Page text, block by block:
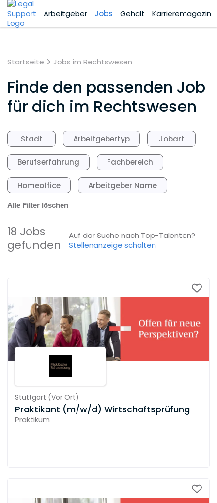
Arbeitgeber Jobs Gehalt Karrieremagazin
Startseite Jobs im Rechtswesen
Finde den passenden Job
für dich im Rechtswesen
Stadt Arbeitgebertyp Jobart
Berufserfahrung Fachbereich
Homeoffice Arbeitgeber Name
Alle Filter löschen
18 Jobs
gefunden
Auf der Suche nach Top-Talenten?
Stellenanzeige schalten
Stuttgart (Vor Ort)
Praktikant (m/w/d) Wirtschaftsprüfung
Praktikum